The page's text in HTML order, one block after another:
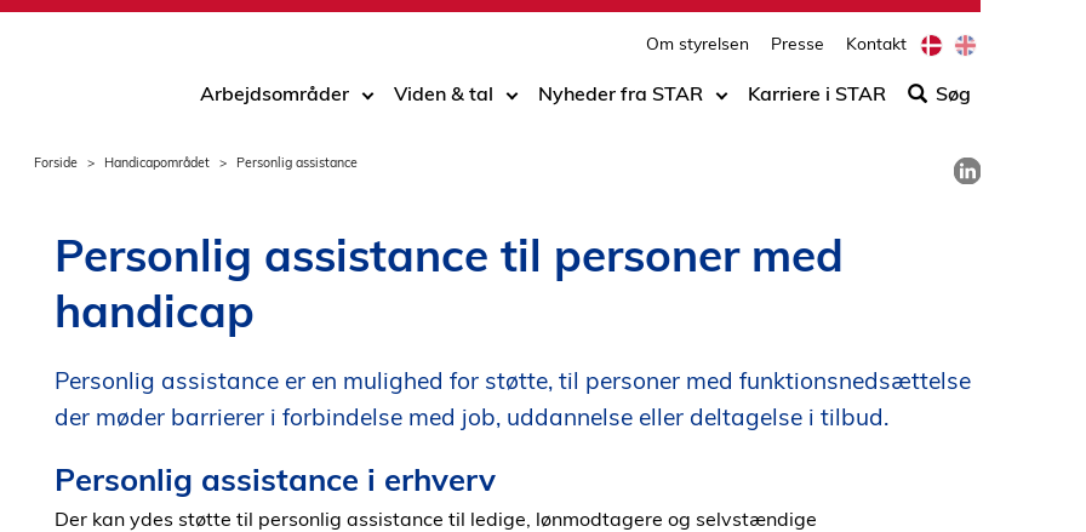
Om styrelsen Presse Kontakt
D
a
i
E
n
l
h
Arbejdsområder Viden & tal Nyheder fra STAR Karriere i STAR Søg
Forside Handicapområdet Personlig assistance
Personlig assistance til personer med
handicap
Personlig assistance er en mulighed for støtte, til personer med funktionsnedsættelse
der møder barrierer i forbindelse med job, uddannelse eller deltagelse i tilbud.
Personlig assistance i erhverv
Der kan ydes støtte til personlig assistance til ledige, lønmodtagere og selvstændige